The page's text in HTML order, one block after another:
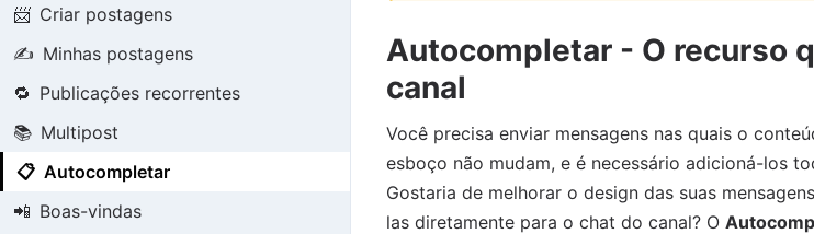
📨 Criar postagens
✍️ Minhas postagens
🔁 Publicações recorrentes
📚 Multipost
📋 Autocompletar
📲 Boas-vindas
Autocompletar - O recurso
canal
Você precisa enviar mensagens nas quais o
esboço não mudam, e é necessário adicioná-los
Gostaria de melhorar o design das suas
las diretamente para o chat do canal? O